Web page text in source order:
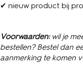
✔ nieuw product bij
Voorwaarden: wil je
bestellen? Bestel dan
aanmerking te komen